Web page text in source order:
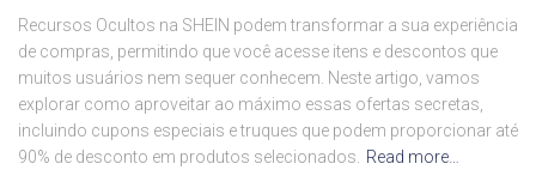
Recursos Ocultos na SHEIN podem transformar a sua experiência
de compras, permitindo que você acesse itens e descontos que
muitos usuários nem sequer conhecem. Neste artigo, vamos
explorar como aproveitar ao máximo essas ofertas secretas,
incluindo cupons especiais e truques que podem proporcionar até
90% de desconto em produtos selecionados.
Read more…